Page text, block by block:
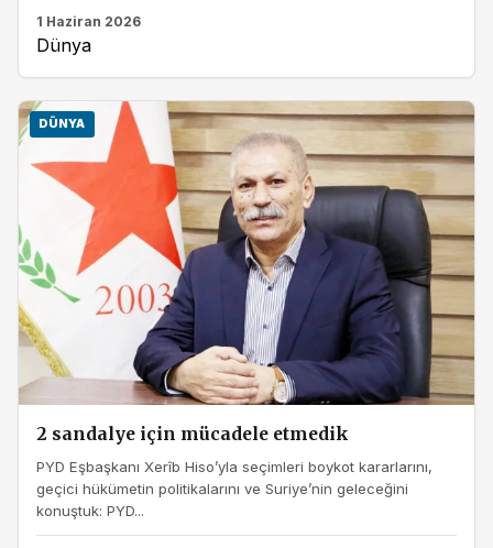
1 Haziran 2026
Dünya
DÜNYA
2 sandalye için mücadele etmedik
PYD Eşbaşkanı Xerîb Hiso’yla seçimleri boykot kararlarını,
geçici hükümetin politikalarını ve Suriye’nin geleceğini
konuştuk: PYD...